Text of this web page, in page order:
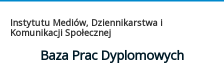
Instytutu Mediów, Dziennikarstwa i
Komunikacji Społecznej
Baza Prac Dyplomowych